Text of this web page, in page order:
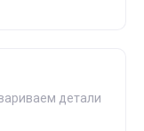
детали